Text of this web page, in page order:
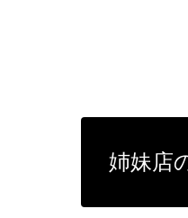
姉妹店